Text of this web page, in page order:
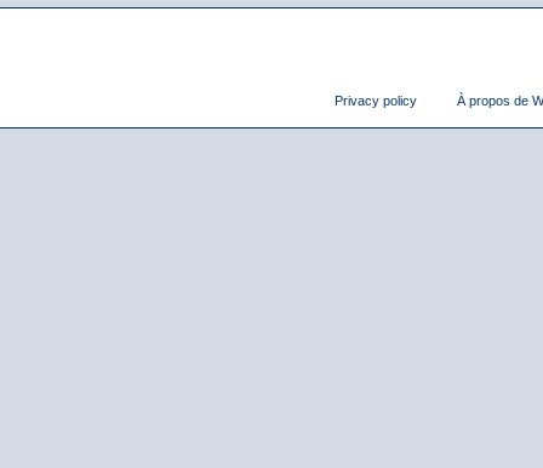
Privacy policy À propos de